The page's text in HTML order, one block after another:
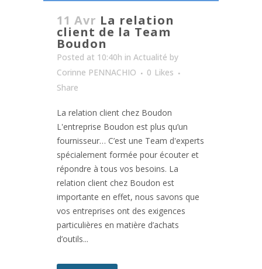
11 Avr La relation
client de la Team
Boudon
Posted at 10:40h in Actualité by
Corinne PENNACHIO
0 Likes
Share
La relation client chez Boudon
L'entreprise Boudon est plus qu’un
fournisseur… C’est une Team d'experts
spécialement formée pour écouter et
répondre à tous vos besoins. La
relation client chez Boudon est
importante en effet, nous savons que
vos entreprises ont des exigences
particulières en matière d’achats
d’outils...